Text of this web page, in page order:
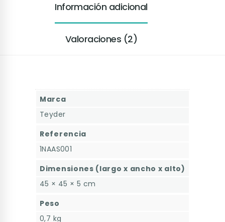
Información adicional
Valoraciones (2)
Marca
Teyder
Referencia
1NAAS001
Dimensiones (largo x ancho x alto)
45 × 45 × 5 cm
Peso
0,7 kg